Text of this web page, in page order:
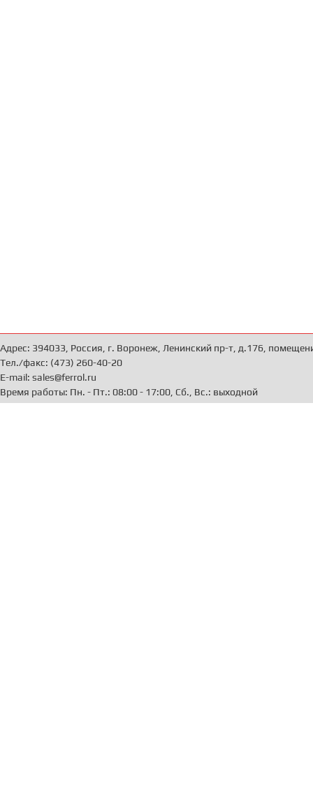
Адрес: 394033, Россия, г. Воронеж, Ленинский пр-т, д.176,
Тел./факс: (473) 260-40-20
E-mail: sales@ferrol.ru
Время работы: Пн. - Пт.: 08:00 - 17:00, Сб., Вс.: выходной